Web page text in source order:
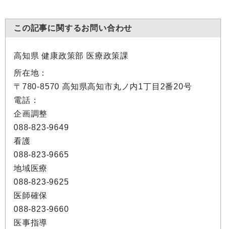
この記事に関するお問い合わせ
高知県 健康政策部 医療政策課
所在地：
〒780-8570 高知県高知市丸ノ内1丁目2番20号
電話：
企画調整
088-823-9649
看護
088-823-9665
地域医療
088-823-9625
医師確保
088-823-9660
医事指導